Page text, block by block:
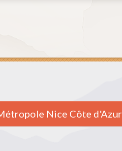
Nice Côte d'Azur